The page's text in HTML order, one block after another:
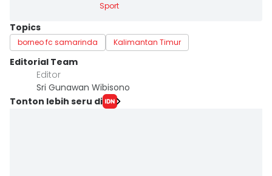
Sport
Topics
borneo fc samarinda Kalimantan Timur
Editorial Team
Editor
Sri Gunawan Wibisono
Tonton lebih seru di